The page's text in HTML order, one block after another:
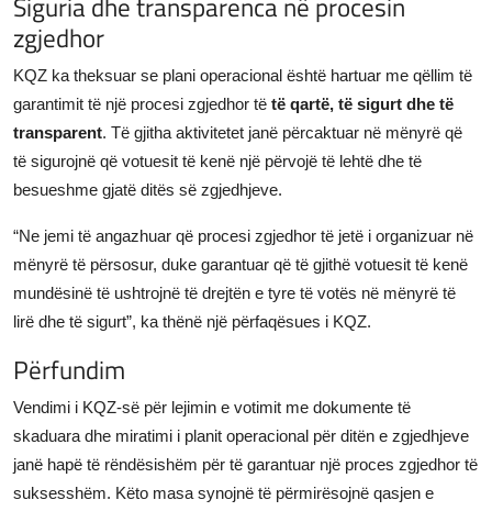
zgjedhor
KQZ ka theksuar se plani operacional është hartuar me qëllim të
garantimit të një procesi zgjedhor të të qartë, të sigurt dhe të
transparent. Të gjitha aktivitetet janë përcaktuar në mënyrë që
të sigurojnë që votuesit të kenë një përvojë të lehtë dhe të
besueshme gjatë ditës së zgjedhjeve.
“Ne jemi të angazhuar që procesi zgjedhor të jetë i organizuar në
mënyrë të përsosur, duke garantuar që të gjithë votuesit të kenë
mundësinë të ushtrojnë të drejtën e tyre të votës në mënyrë të
lirë dhe të sigurt”, ka thënë një përfaqësues i KQZ.
Përfundim
Vendimi i KQZ-së për lejimin e votimit me dokumente të
skaduara dhe miratimi i planit operacional për ditën e zgjedhjeve
janë hapë të rëndësishëm për të garantuar një proces zgjedhor të
suksesshëm. Këto masa synojnë të përmirësojnë qasjen e